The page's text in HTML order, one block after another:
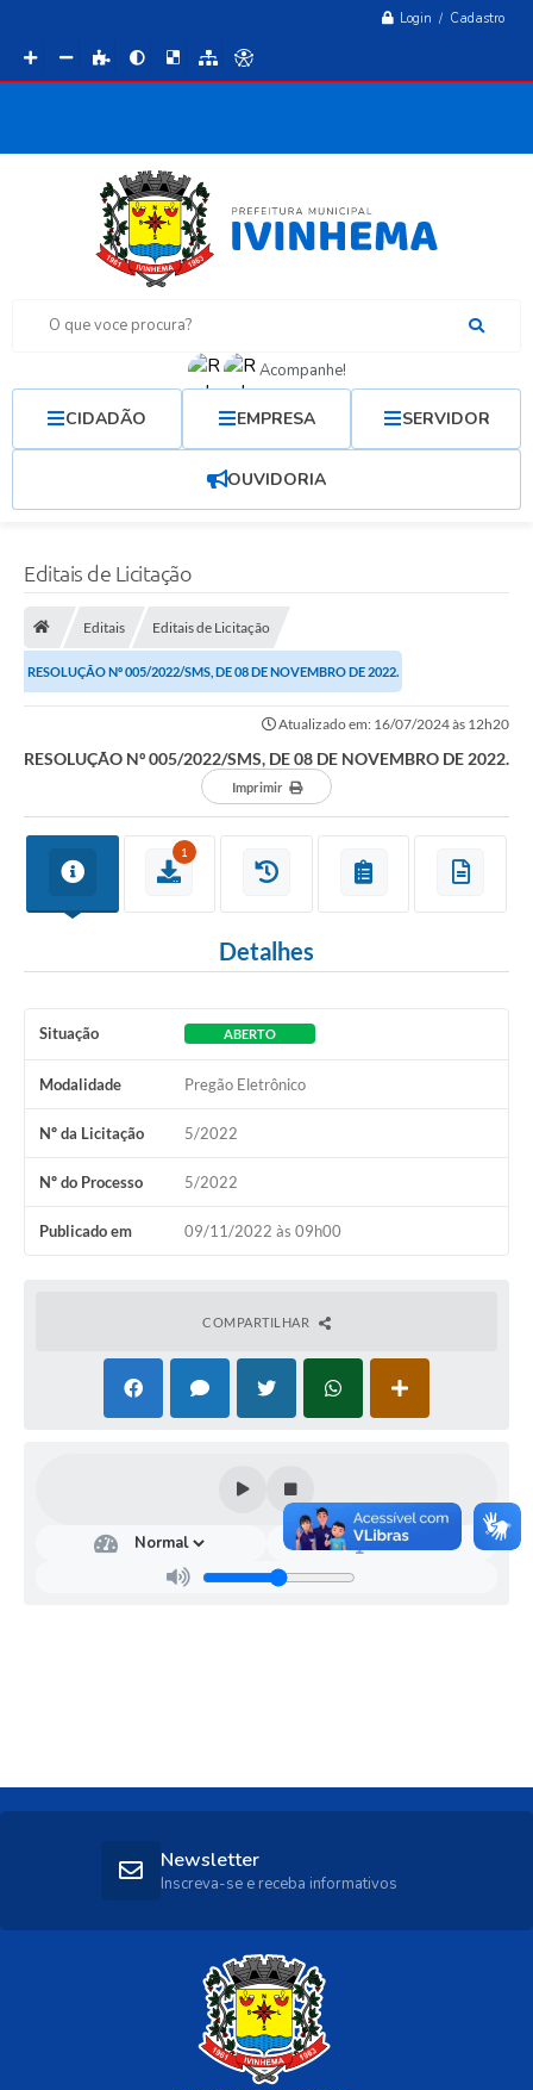
Login / Cadastro
O que voce procura?
Acompanhe!
CIDADÃO EMPRESA SERVIDOR
OUVIDORIA
Editais de Licitação
Editais Editais de Licitação
RESOLUÇÃO Nº 005/2022/SMS, DE 08 DE NOVEMBRO DE 2022.
Atualizado em: 16/07/2024 às 12h20
RESOLUÇÃO Nº 005/2022/SMS, DE 08 DE NOVEMBRO DE 2022.
Imprimir
1
Detalhes
Situação ABERTO
Modalidade Pregão Eletrônico
Nº da Licitação 5/2022
Nº do Processo 5/2022
Publicado em 09/11/2022 às 09h00
COMPARTILHAR
Newsletter
Inscreva-se e receba informativos